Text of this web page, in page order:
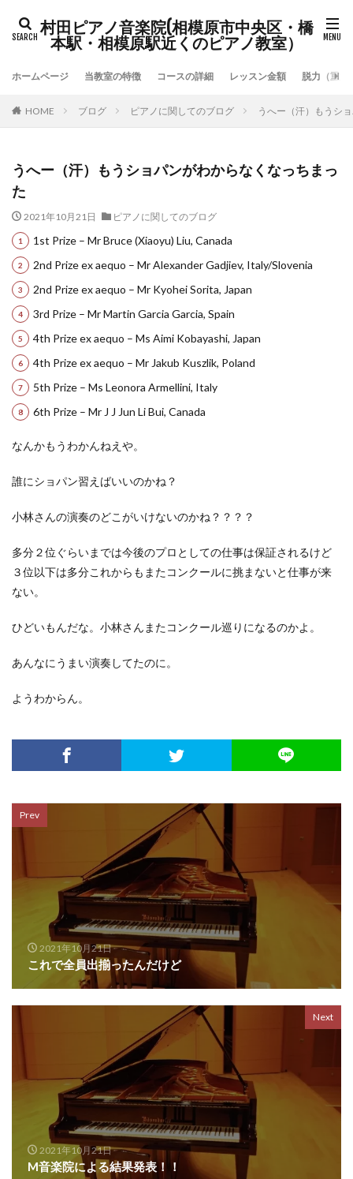
村田ピアノ音楽院(相模原市中央区・橋
本駅・相模原駅近くのピアノ教室）
ホームページ 当教室の特徴 コースの詳細 レッスン金額 脱力（重力
HOME ブログ ピアノに関してのブログ うへー（汗）もうシ
うへー（汗）もうショパンがわからなくなっちまっ
た
2021年10月21日 ピアノに関してのブログ
1st Prize – Mr Bruce (Xiaoyu) Liu, Canada
2nd Prize ex aequo – Mr Alexander Gadjiev, Italy/Slovenia
2nd Prize ex aequo – Mr Kyohei Sorita, Japan
3rd Prize – Mr Martin Garcia Garcia, Spain
4th Prize ex aequo – Ms Aimi Kobayashi, Japan
4th Prize ex aequo – Mr Jakub Kuszlik, Poland
5th Prize – Ms Leonora Armellini, Italy
6th Prize – Mr J J Jun Li Bui, Canada
なんかもうわかんねえや。
誰にショパン習えばいいのかね？
小林さんの演奏のどこがいけないのかね？？？？
多分２位ぐらいまでは今後のプロとしての仕事は保証されるけど
３位以下は多分これからもまたコンクールに挑まないと仕事が来
ない。
ひどいもんだな。小林さんまたコンクール巡りになるのかよ。
あんなにうまい演奏してたのに。
ようわからん。
Prev
2021年10月21日
これで全員出揃ったんだけど
Next
2021年10月21日
M音楽院による結果発表！！